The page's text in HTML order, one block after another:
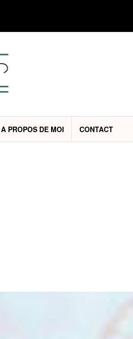
A PROPOS DE MOI CONTACT